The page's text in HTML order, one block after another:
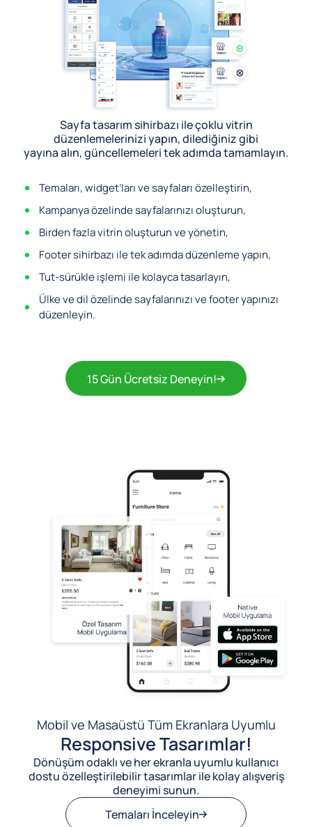
Sayfa tasarım sihirbazı ile çoklu vitrin
düzenlemelerinizi yapın, dilediğiniz gibi
yayına alın, güncellemeleri tek adımda tamamlayın.
Temaları, widget’ları ve sayfaları özelleştirin,
Kampanya özelinde sayfalarınızı oluşturun,
Birden fazla vitrin oluşturun ve yönetin,
Footer sihirbazı ile tek adımda düzenleme yapın,
Tut-sürükle işlemi ile kolayca tasarlayın,
Ülke ve dil özelinde sayfalarınızı ve footer yapınızı
düzenleyin.
15 Gün Ücretsiz Deneyin!
Mobil ve Masaüstü Tüm Ekranlara Uyumlu
Responsive Tasarımlar!
Dönüşüm odaklı ve her ekranla uyumlu kullanıcı
dostu özelleştirilebilir tasarımlar ile kolay alışveriş
deneyimi sunun.
Temaları İnceleyin